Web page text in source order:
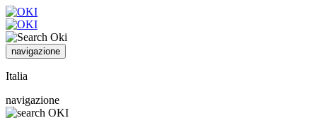
navigazione
Italia
navigazione